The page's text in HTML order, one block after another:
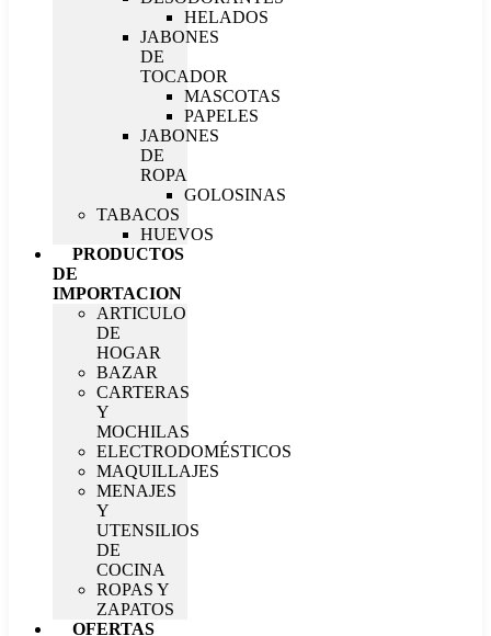
HELADOS
JABONES
DE
TOCADOR
MASCOTAS
PAPELES
JABONES
DE
ROPA
GOLOSINAS
TABACOS
HUEVOS
PRODUCTOS
DE
IMPORTACION
ARTICULO
DE
HOGAR
BAZAR
CARTERAS
Y
MOCHILAS
ELECTRODOMÉSTICOS
MAQUILLAJES
MENAJES
Y
UTENSILIOS
DE
COCINA
ROPAS Y
ZAPATOS
OFERTAS